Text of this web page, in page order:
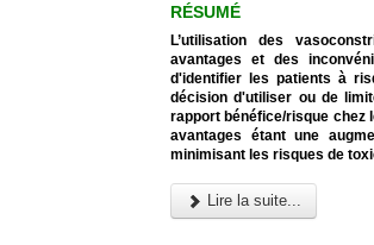
RÉSUMÉ
L’utilisation des
avantages et des
d'identifier les patients à
décision d'utiliser ou de
rapport bénéfice/risque chez
avantages étant une
minimisant les risques de
Lire la suite...